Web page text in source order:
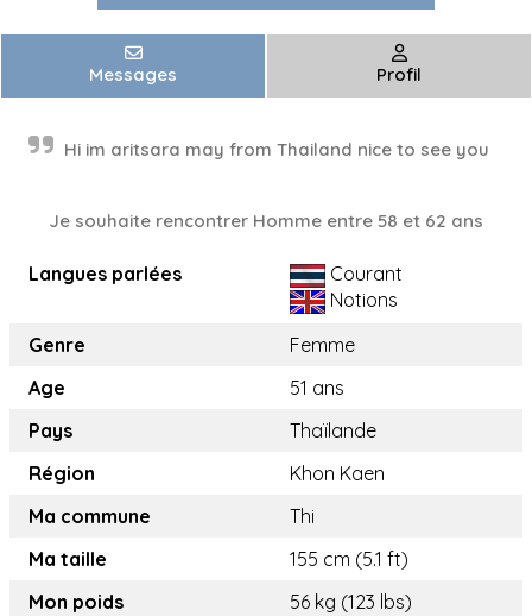
Messages Profil
Hi im aritsara may from Thailand nice to see you
Je souhaite rencontrer Homme entre 58 et 62 ans
Langues parlées
Courant
Notions
Genre
Femme
Age
51 ans
Pays
Thaïlande
Région
Khon Kaen
Ma commune
Thi
Ma taille
155 cm (5.1 ft)
Mon poids
56 kg (123 lbs)